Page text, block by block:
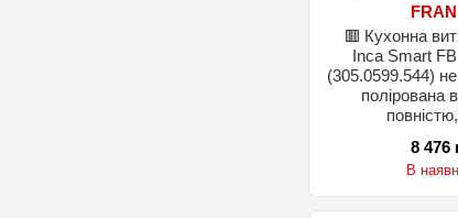
🟥 Кухонна
Inca Smart
(305.0599.544)
полірована
8 476
В